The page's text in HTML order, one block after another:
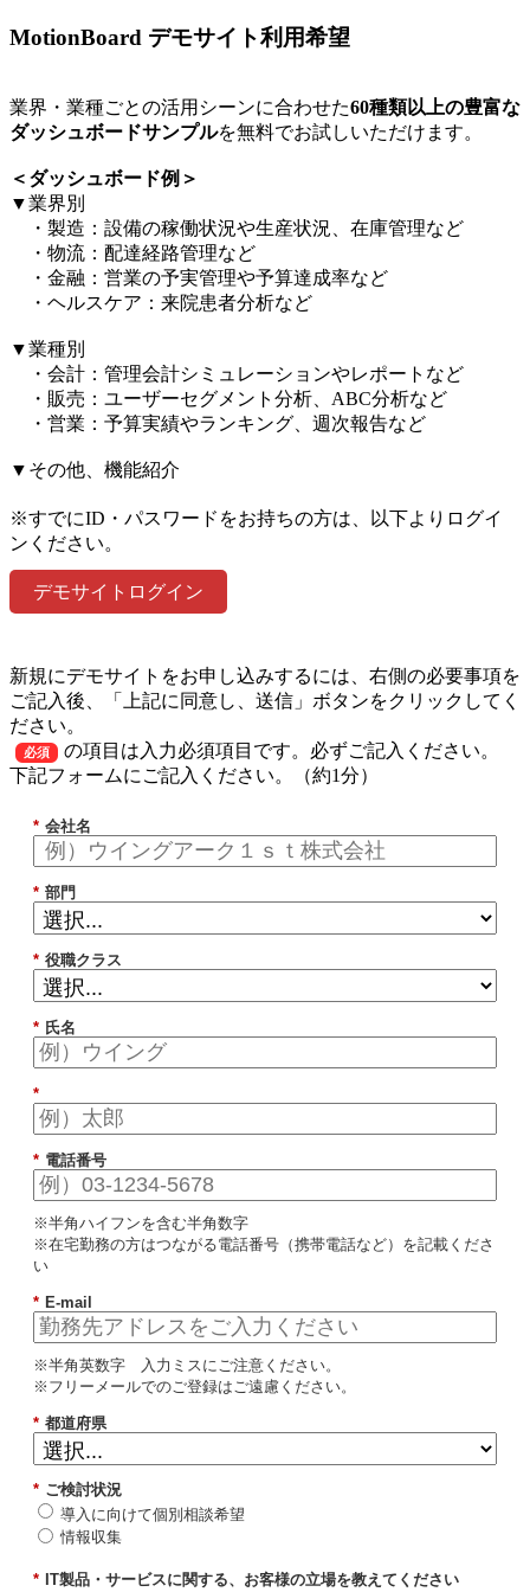
MotionBoard デモサイト利用希望
業界・業種ごとの活用シーンに合わせた60種類以上の豊富な
ダッシュボードサンプルを無料でお試しいただけます。​
＜ダッシュボード例＞​
▼業界別​
・製造：設備の稼働状況や生産状況、在庫管理など​
・物流：配達経路管理など​
・金融：営業の予実管理や予算達成率など​
・ヘルスケア：来院患者分析など​
▼業種別​
・会計：管理会計シミュレーションやレポートなど​
・販売：ユーザーセグメント分析、ABC分析など​
・営業：予算実績やランキング、週次報告など​
▼その他、機能紹介​
※すでにID・パスワードをお持ちの方は、以下よりログイ
ンください。
デモサイトログイン
新規にデモサイトをお申し込みするには、右側の必要事項を
ご記入後、「上記に同意し、送信」ボタンをクリックしてく
ださい。
必須
の項目は入力必須項目です。必ずご記入ください。
下記フォームにご記入ください。（約1分）
* 会社名
* 部門
* 役職クラス
* 氏名
*
* 電話番号
※半角ハイフンを含む半角数字
※在宅勤務の方はつながる電話番号（携帯電話など）を記載くださ
い
* E-mail
※半角英数字 入力ミスにご注意ください。
※フリーメールでのご登録はご遠慮ください。
* 都道府県
* ご検討状況
導入に向けて個別相談希望
情報収集
* IT製品・サービスに関する、お客様の立場を教えてください